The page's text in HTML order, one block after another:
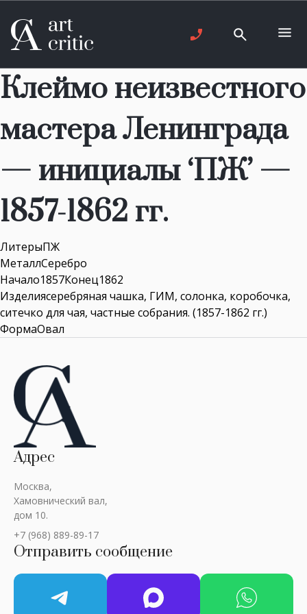
Клеймо неизвестного
мастера Ленинграда
— инициалы ‘ПЖ’ —
1857-1862 гг.
ЛитерыПЖ
МеталлСеребро
Начало1857Конец1862
Изделиясеребряная чашка, ГИМ, солонка, коробочка,
ситечко для чая, частные собрания. (1857-1862 гг.)
ФормаОвал
Адрес
Москва,
Хамовнический вал,
дом 10.
+7 (968) 889-89-17
Отправить сообщение